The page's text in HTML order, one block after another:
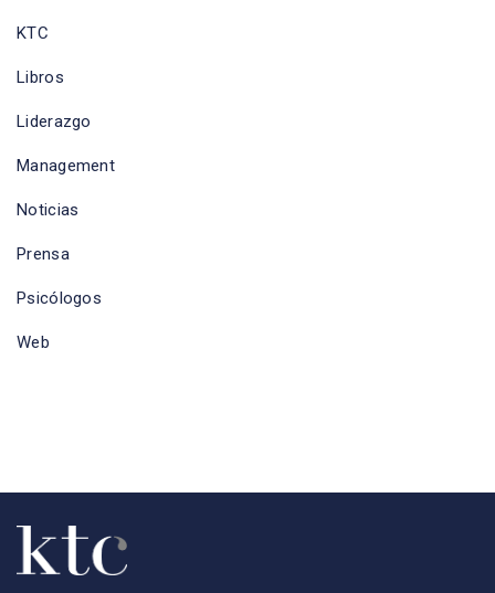
KTC
Libros
Liderazgo
Management
Noticias
Prensa
Psicólogos
Web